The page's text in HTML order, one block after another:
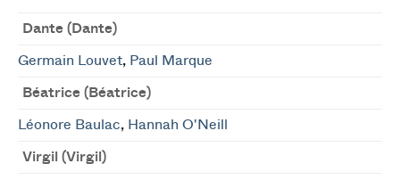
Dante (Dante)
Germain Louvet, Paul Marque
Béatrice (Béatrice)
Léonore Baulac, Hannah O'Neill
Virgil (Virgil)